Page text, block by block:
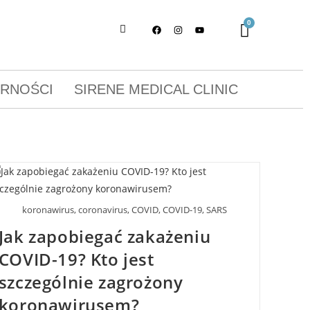
SIRENE MEDICAL CLINIC
koronawirus, coronavirus, COVID, COVID-19, SARS
zapobiegać zakażeniu
19? Kto jest
zagrożony